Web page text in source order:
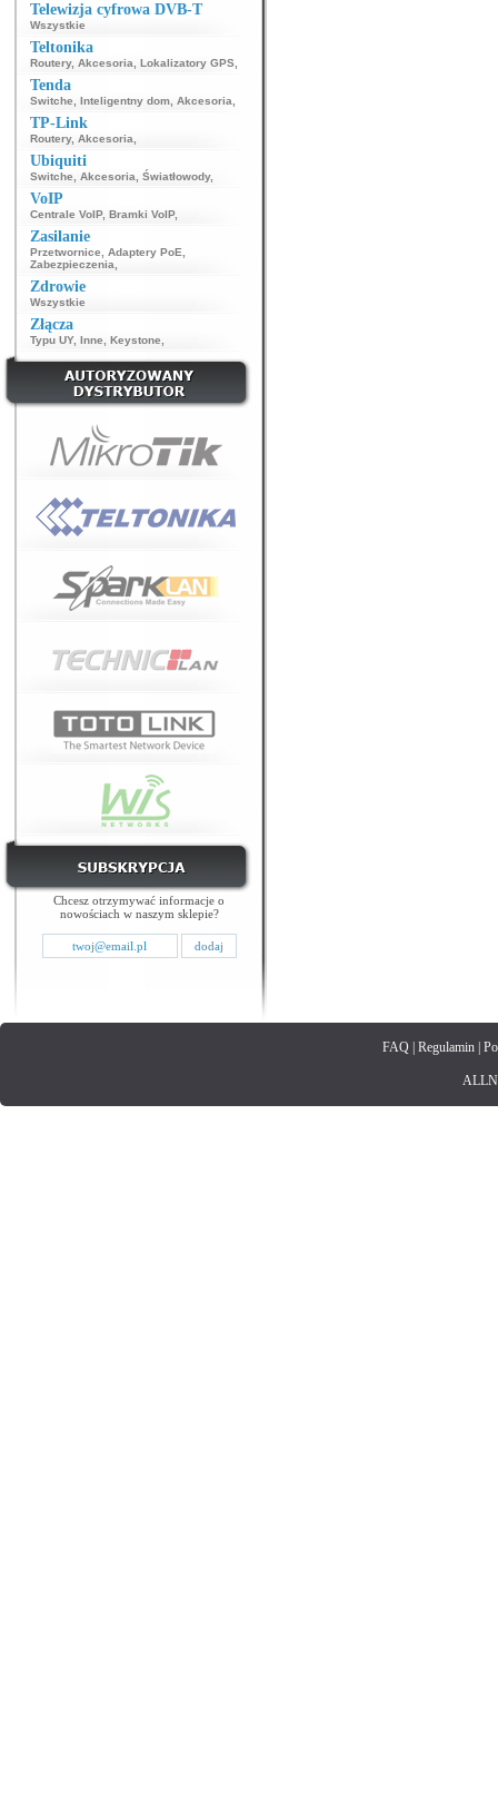
Telewizja cyfrowa DVB-T
Wszystkie
Teltonika
Routery, Akcesoria Lokalizatory GPS
Tenda
Switche Inteligentny dom Akcesoria
TP-Link
Routery, Akcesoria
Ubiquiti
Switche Akcesoria Światłowody,
VoIP
Centrale VoIP, Bramki VoIP,
Zasilanie
Przetwornice Adaptery PoE
Zabezpieczenia
Zdrowie
Wszystkie
Złącza
Typu UY, Inne Keystone
Chcesz otrzymywać informacje o
nowościach w naszym sklepie?
FAQ| Regulamin|